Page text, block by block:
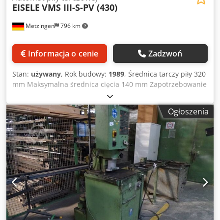
Metzingen 796 km
EISELE VMS III-S-PV (430)
Informacja o cenie Zadzwoń
Stan: używany, Rok budowy: 1989, Średnica tarczy piły 320
mm Maksymalna średnica cięcia 140 mm Zapotrzebowanie
mocy całkowitej 3 kW Waga maszyny ok. 0,5 t O F E R T A
Crjdew Dvivjpfx Afpef Możemy Państwu zaoferować z
magazynu (z zastrzeżeniem pomyłek i sprzedaży
pośredniej), bez zobowiązań: E I S E L E Przecinarka
tarczowa do cięć prostych i pod kątem Typ VMS III-S-PV Rok
produkcji 1989 _____ Max. średnica tarczy 320 mm Zakres
cięcia: rury ok. ø 130 mm materiał płaski 200 x 100 / 140 x
100 mm materiał pełny kwadratowy 120 mm Przy cięciach
pod kątem możliwe mniejsze wymiary cięcia Do max. 140
mm Posuw wózka piły manualny, pionowy ok. 200 mm
Obroty tarczy piły 17-34 / min Silnik piły ok. 2/2,6 kW
Całkowite zapotrzebowanie mocy ok. 3 kW - 380 V – 50 Hz
Ogłoszenia